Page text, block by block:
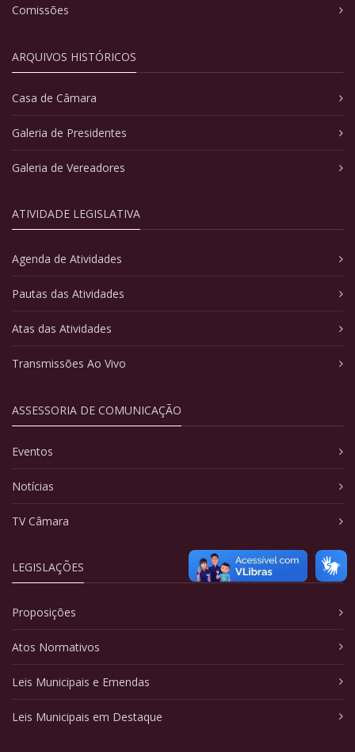
Comissões
ARQUIVOS HISTÓRICOS
Casa de Câmara
Galeria de Presidentes
Galeria de Vereadores
ATIVIDADE LEGISLATIVA
Agenda de Atividades
Pautas das Atividades
Atas das Atividades
Transmissões Ao Vivo
ASSESSORIA DE COMUNICAÇÃO
Eventos
Notícias
TV Câmara
LEGISLAÇÕES
Proposições
Atos Normativos
Leis Municipais e Emendas
Leis Municipais em Destaque